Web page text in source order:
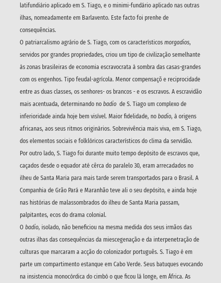
latifundiário aplicado em S. Tiago, e o minimi-fundário aplicado nas outras
ilhas, nomeadamente em Barlavento. Este facto foi prenhe de
consequências.
O patriarcalismo agrário de S. Tiago, com os característicos morgadios,
servidos por grandes propriedades, criou um tipo de civilização semelhante
às zonas brasileiras de economia escravocrata à sombra das casas-grandes
com os engenhos. Tipo feudal-agrícola. Menor compensaçõ e reciprocidade
entre as duas classes, os senhores- os brancos - e os escravos. A escravidão
mais acentuada, determinando no badio de S. Tiago um complexo de
inferioridade ainda hoje bem visível. Maior fidelidade, no badio, à origens
africanas, aos seus ritmos originàrios. Sobrevivência mais viva, em S. Tiago,
dos elementos sociais e folklóricos característicos do clima da servidão.
Por outro lado, S. Tiago foi durante muito tempo depósito de escravos que,
caçados desde o equador até cêrca do paralelo 30, eram arrecadados no
ilheu de Santa Maria para mais tarde serem transportados para o Brasil. A
Companhia de Grão Pará e Maranhão teve ali o seu depósito, e ainda hoje
nas histórias de malassombrados do ilheu de Santa Maria passam,
palpitantes, ecos do drama colonial.
O badio, isolado, não beneficiou na mesma medida dos seus irmãos das
outras ilhas das consequências da miescegenação e da interpenetração de
culturas que marcaram a acção do colonizador português. S. Tiago é em
parte um compartimento estanque em Cabo Verde. Seus batuques evocando
na insistencia monocórdica do cimbó o que ficou lá longe, em África. As